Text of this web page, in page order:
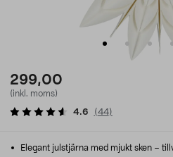
299,00
(inkl. moms)
4.6 (44)
Elegant julstjärna med mjukt sken –